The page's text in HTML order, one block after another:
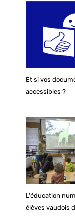
Et si vos
accessibles ?
L'éducation
élèves vaudois